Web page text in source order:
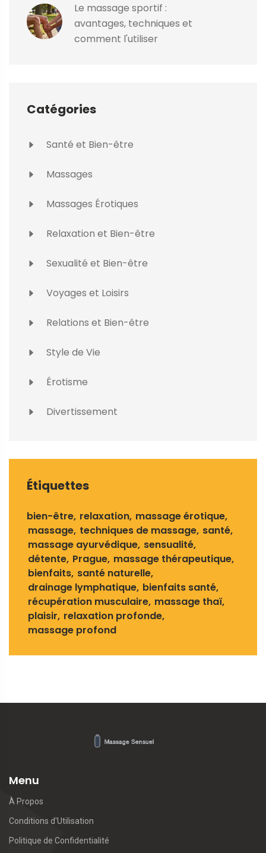
Le massage sportif :
avantages, techniques et
comment l'utiliser
Catégories
Santé et Bien-être
Massages
Massages Érotiques
Relaxation et Bien-être
Sexualité et Bien-être
Voyages et Loisirs
Relations et Bien-être
Style de Vie
Érotisme
Divertissement
Étiquettes
bien-être relaxation massage érotique
massage techniques de massage santé
massage ayurvédique sensualité
détente Prague massage thérapeutique
bienfaits santé naturelle
drainage lymphatique bienfaits santé
récupération musculaire massage thaï
plaisir relaxation profonde
massage profond
Menu
À Propos
Conditions d'Utilisation
Politique de Confidentialité